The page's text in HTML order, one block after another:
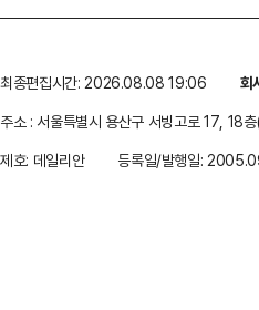
최종편집시간: 2026.08.08 19:06 회
주소 : 서울특별시 용산구 서빙고로 17, 18
제호: 데일리안
등록일/발행일: